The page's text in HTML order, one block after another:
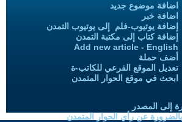
اضافة موضوع جديد
اضافة خبر
إضافة يوتيوب-فلم إلى يوتيوب التمدن
إضافة كتاب إلى مكتبة التمدن
Add new article - English
أضف حملة
تعديل الموقع الفرعي للكاتب-ة
ابحث في موقع الحوار المتمدن
إلى المصدر
عن رأي الحوار المتمدن